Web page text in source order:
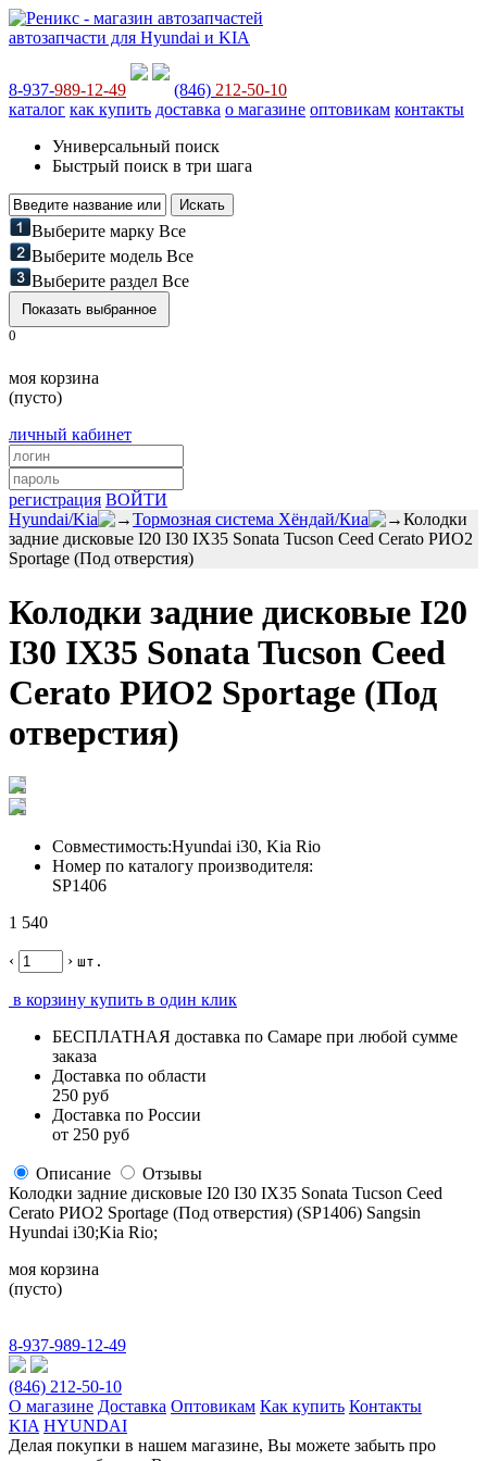
автозапчасти для Hyundai и KIA
8-937-989-12-49 (846) 212-50-10
каталог как купить доставка о магазине оптовикам контакты
Универсальный поиск
Быстрый поиск в три шага
Выберите марку Все
Выберите модель Все
Выберите раздел Все
0
моя корзина
(пусто)
личный кабинет
регистрация ВОЙТИ
Hyundai/Kia
Тормозная система Хёндай/Киа
Колодки
задние дисковые I20 I30 IX35 Sonata Tucson Ceed Cerato РИО2
Sportage (Под отверстия)
Колодки задние дисковые I20
I30 IX35 Sonata Tucson Ceed
Cerato РИО2 Sportage (Под
отверстия)
Совместимость:Hyundai i30, Kia Rio
Номер по каталогу производителя:
SP1406
1 540
‹ › шт.
в корзину купить в один клик
БЕСПЛАТНАЯ доставка по Самаре при любой сумме
заказа
Доставка по области
250 руб
Доставка по России
от 250 руб
Описание
Отзывы
Колодки задние дисковые I20 I30 IX35 Sonata Tucson Ceed
Cerato РИО2 Sportage (Под отверстия) (SP1406) Sangsin
Hyundai i30;Kia Rio;
моя корзина
(пусто)
8-937-989-12-49
(846) 212-50-10
О магазине Доставка Оптовикам Как купить Контакты
KIA HYUNDAI
Делая покупки в нашем магазине, Вы можете забыть про